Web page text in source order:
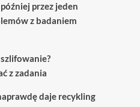
przez jeden
z badaniem
z zadania
daje recykling